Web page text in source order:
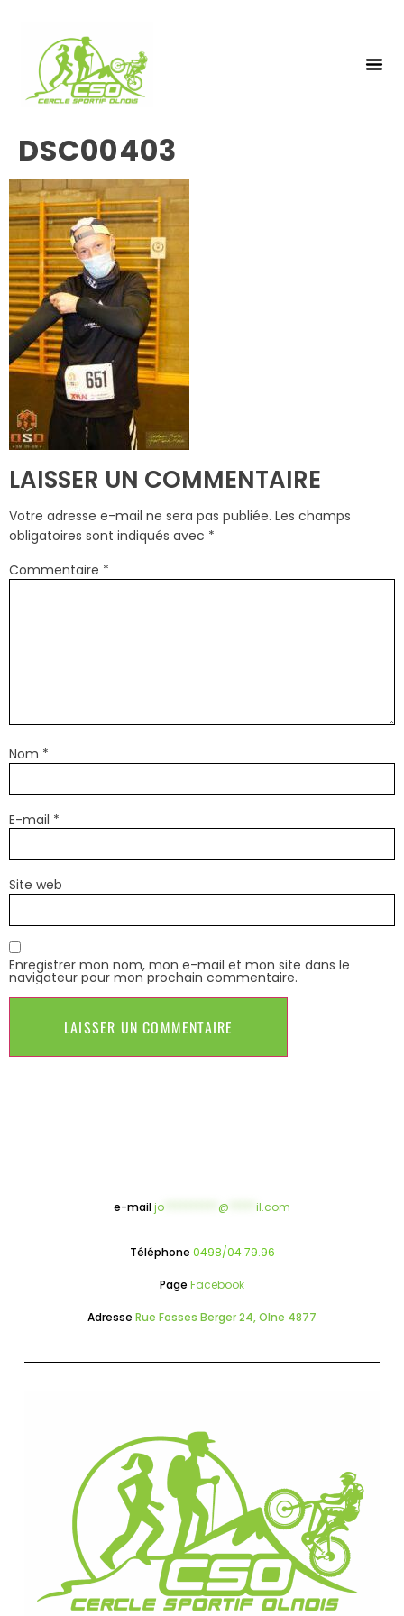
DSC00403
LAISSER UN COMMENTAIRE
Votre adresse e-mail ne sera pas publiée. Les champs
obligatoires sont indiqués avec *
Commentaire *
Nom *
E-mail *
Site web
Enregistrer mon nom, mon e-mail et mon site dans le
navigateur pour mon prochain commentaire.
e-mailjo @ il.com
Téléphone 0498/04.79.96
Page Facebook
Adresse Rue Fosses Berger 24, Olne 4877